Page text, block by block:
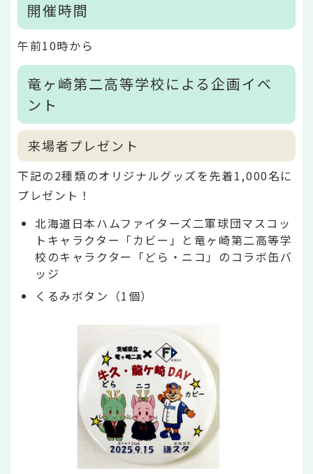
開催時間
午前10時から
竜ヶ崎第二高等学校による企画イベ
ント
来場者プレゼント
下記の2種類のオリジナルグッズを先着1,000名に
プレゼント！
北海道日本ハムファイターズ二軍球団マスコッ
トキャラクター「カビー」と竜ヶ崎第二高等学
校のキャラクター「どら・ニコ」のコラボ缶バ
ッジ
くるみボタン（1個）